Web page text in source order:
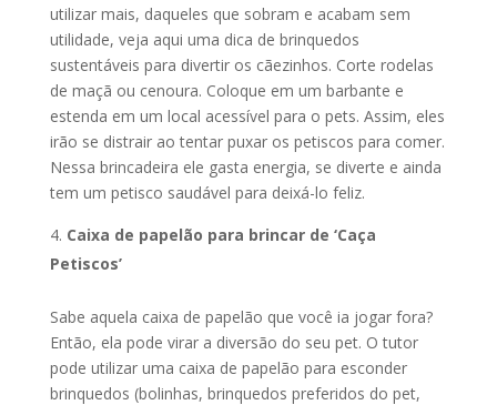
utilizar mais, daqueles que sobram e acabam sem
utilidade, veja aqui uma dica de brinquedos
sustentáveis para divertir os cãezinhos. Corte rodelas
de maçã ou cenoura. Coloque em um barbante e
estenda em um local acessível para o pets. Assim, eles
irão se distrair ao tentar puxar os petiscos para comer.
Nessa brincadeira ele gasta energia, se diverte e ainda
tem um petisco saudável para deixá-lo feliz.
Caixa de papelão para brincar de ‘Caça
Petiscos’
Sabe aquela caixa de papelão que você ia jogar fora?
Então, ela pode virar a diversão do seu pet. O tutor
pode utilizar uma caixa de papelão para esconder
brinquedos (bolinhas, brinquedos preferidos do pet,